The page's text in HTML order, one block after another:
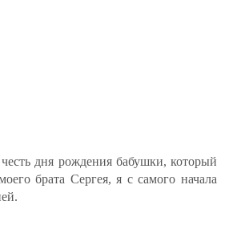
дня рождения бабушки, который
брата Сергея, я с самого начала